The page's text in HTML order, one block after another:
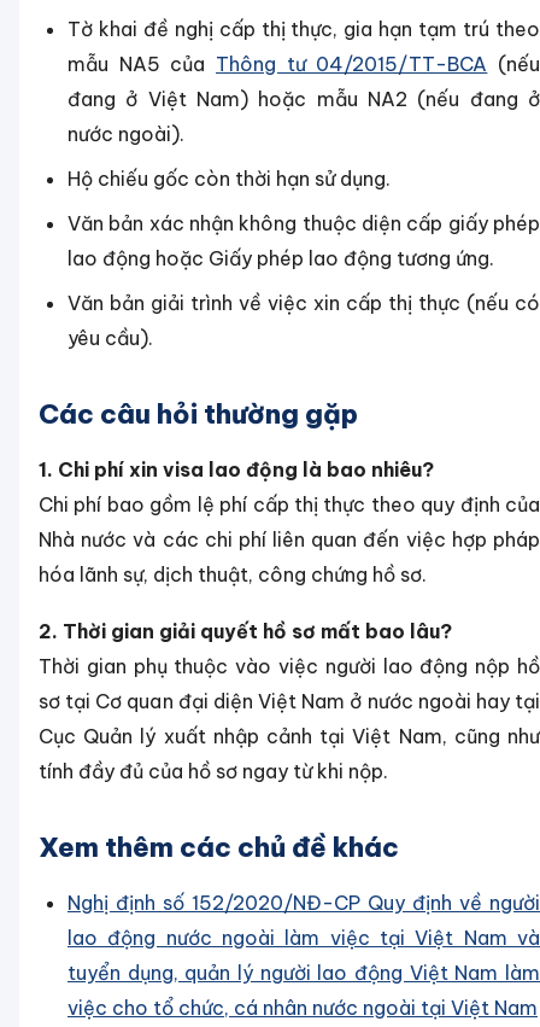
Tờ khai đề nghị cấp thị thực, gia hạn tạm trú theo
mẫu NA5 của Thông tư 04/2015/TT-BCA (nếu
đang ở Việt Nam) hoặc mẫu NA2 (nếu đang ở
nước ngoài).
Hộ chiếu gốc còn thời hạn sử dụng.
Văn bản xác nhận không thuộc diện cấp giấy phép
lao động hoặc Giấy phép lao động tương ứng.
Văn bản giải trình về việc xin cấp thị thực (nếu có
yêu cầu).
Các câu hỏi thường gặp
1. Chi phí xin visa lao động là bao nhiêu?
Chi phí bao gồm lệ phí cấp thị thực theo quy định của
Nhà nước và các chi phí liên quan đến việc hợp pháp
hóa lãnh sự, dịch thuật, công chứng hồ sơ.
2. Thời gian giải quyết hồ sơ mất bao lâu?
Thời gian phụ thuộc vào việc người lao động nộp hồ
sơ tại Cơ quan đại diện Việt Nam ở nước ngoài hay tại
Cục Quản lý xuất nhập cảnh tại Việt Nam, cũng như
tính đầy đủ của hồ sơ ngay từ khi nộp.
Xem thêm các chủ đề khác
Nghị định số 152/2020/NĐ-CP Quy định về người
lao động nước ngoài làm việc tại Việt Nam và
tuyển dụng, quản lý người lao động Việt Nam làm
việc cho tổ chức, cá nhân nước ngoài tại Việt Nam